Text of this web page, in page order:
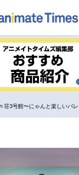
ランキング アニメ
3号館〜にゃんと楽しいバレンタイン〜」ミュ